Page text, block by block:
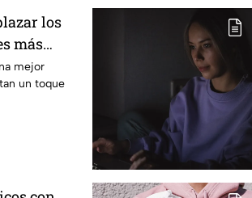
los
más
mejor
un toque